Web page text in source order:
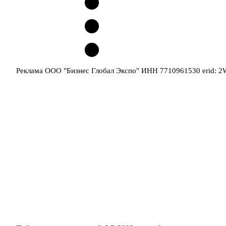
Реклама ООО "Бизнес Глобал Экспо" ИНН 7710961530 erid: